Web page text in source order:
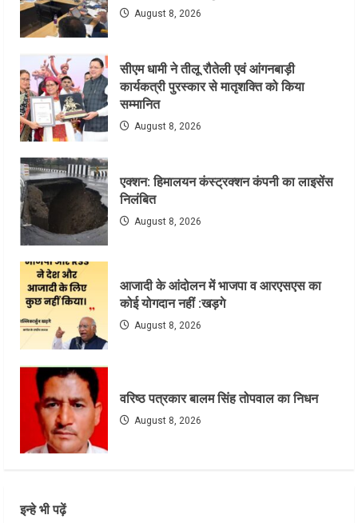
August 8, 2026
सीएम धामी ने तीलू रौतेली एवं आंगनबाड़ी
कार्यकत्री पुरस्कार से मातृशक्ति को किया
सम्मानित
August 8, 2026
एक्शन: हिमालयन कंस्ट्रक्शन कंपनी का लाइसेंस
निलंबित
August 8, 2026
आजादी के आंदोलन में भाजपा व आरएसएस का
कोई योगदान नहीं :खड़गे
August 8, 2026
वरिष्ठ पत्रकार बालम सिंह तोपवाल का निधन
August 8, 2026
इन्हे भी पढ़ें